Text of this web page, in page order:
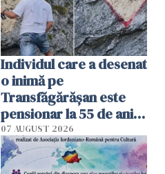
Individul care a desenat
o inimă pe
Transfăgărășan este
pensionar la 55 de ani.
Poliția l-a identificat
07 AUGUST 2026